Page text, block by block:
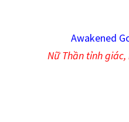
Awakened
Nữ Thần tỉnh